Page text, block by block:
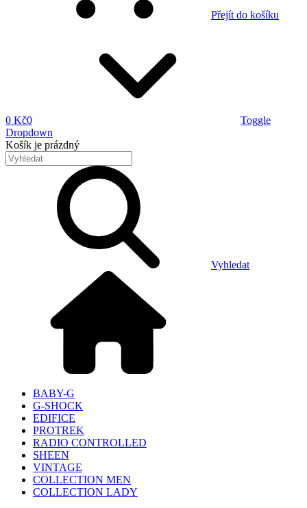
Přejít do košíku
0 Kč0
Toggle
Dropdown
Košík je prázdný
Vyhledat
BABY-G
G-SHOCK
EDIFICE
PROTREK
RADIO CONTROLLED
SHEEN
VINTAGE
COLLECTION MEN
COLLECTION LADY